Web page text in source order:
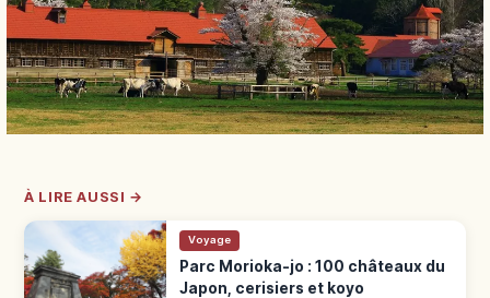
À LIRE AUSSI →
Voyage
Parc Morioka-jo : 100 châteaux du
Japon, cerisiers et koyo